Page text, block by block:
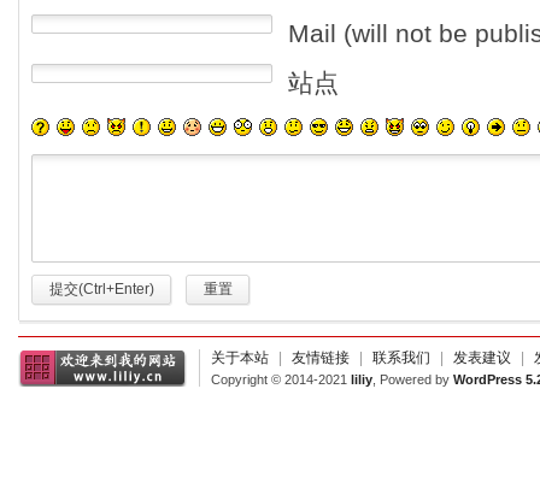
Mail (will not be
站点
提交(Ctrl+Enter) 重置
关于本站 友情链接 联系我们 发表建议
Copyright © 2014-2021 liliy , Powered by WordPress